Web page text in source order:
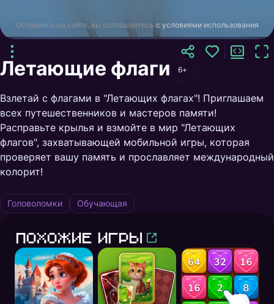
Оставаясь на сайте, вы соглашаетесь с условиями использования
Летающие флаги 6+
Взлетай с флагами в "Летающих флагах"! Приглашаем
всех путешественников и мастеров памяти!
Расправьте крылья и взмойте в мир "Летающих
флагов", захватывающей мобильной игры, которая
проверяет вашу память и прославляет международный
колорит!
Головоломки Обучающая
Похожие игры